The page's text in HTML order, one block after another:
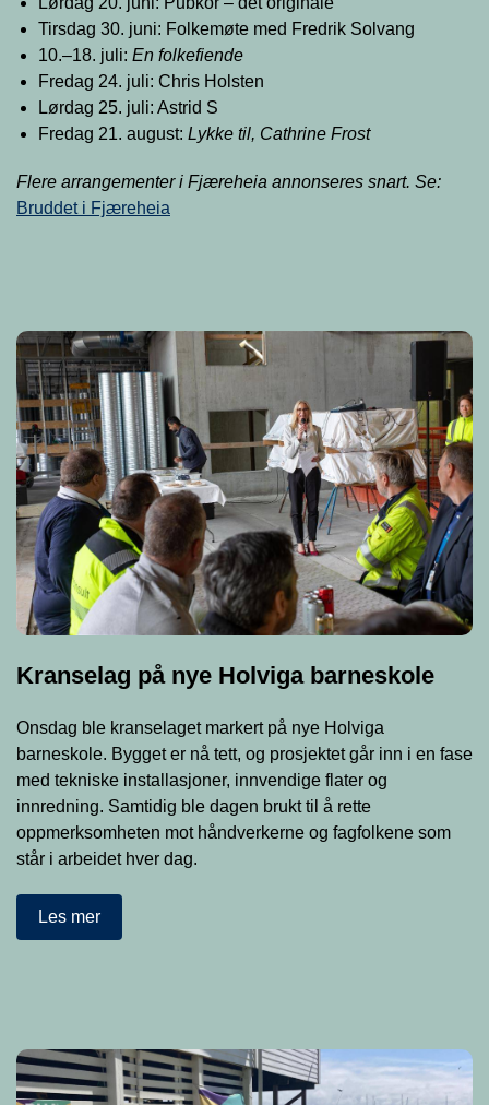
Tirsdag 30. juni: Folkemøte med Fredrik Solvang
10.–18. juli: En folkefiende
Fredag 24. juli: Chris Holsten
Lørdag 25. juli: Astrid S
Fredag 21. august: Lykke til, Cathrine Frost
Flere arrangementer i Fjæreheia annonseres snart. Se:
Bruddet i Fjæreheia
Kranselag på nye Holviga barneskole
Onsdag ble kranselaget markert på nye Holviga
barneskole. Bygget er nå tett, og prosjektet går inn i en fase
med tekniske installasjoner, innvendige flater og
innredning. Samtidig ble dagen brukt til å rette
oppmerksomheten mot håndverkerne og fagfolkene som
står i arbeidet hver dag.
Les mer